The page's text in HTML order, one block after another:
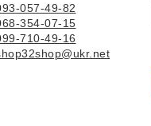
057-49-82
354-07-15
710-49-16